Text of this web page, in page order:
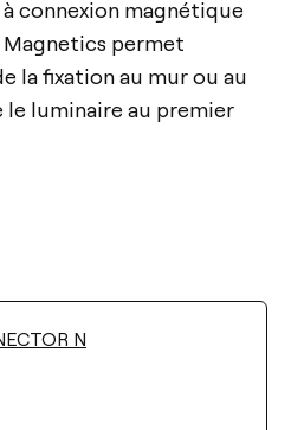
connexion magnétique
Magnetics permet
la fixation au mur ou au
le luminaire au premier
N